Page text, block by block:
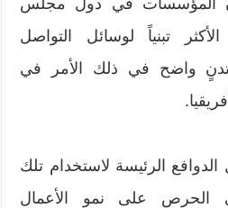
تبنياً لوسائل التواصل
تدنٍ واضح في ذلك الأمر في
الدوافع الرئيسة لاستخدام تلك
الحرص على نمو الأعمال